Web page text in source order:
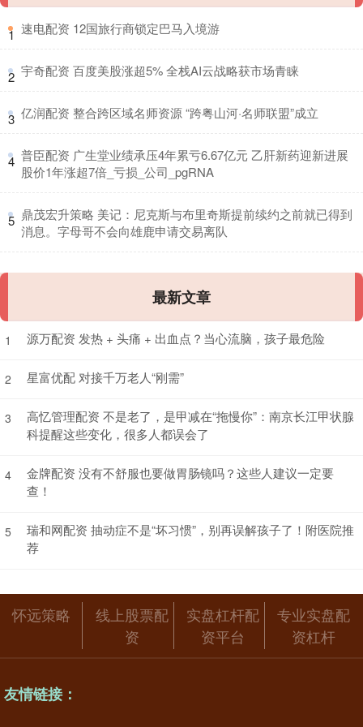
1 ​速电配资 12国旅行商锁定巴马入境游
2 ​宇奇配资 百度美股涨超5% 全栈AI云战略获市场青睐
3 ​亿润配资 整合跨区域名师资源 “跨粤山河·名师联盟”成立
4 ​普臣配资 广生堂业绩承压4年累亏6.67亿元 乙肝新药迎新进展
股价1年涨超7倍_亏损_公司_pgRNA
5 ​鼎茂宏升策略 美记：尼克斯与布里奇斯提前续约之前就已得到
消息。字母哥不会向雄鹿申请交易离队
最新文章
1 源万配资 发热 + 头痛 + 出血点？当心流脑，孩子最危险
2 星富优配 对接千万老人“刚需”
3
高忆管理配资 不是老了，是甲减在“拖慢你”：南京长江甲状腺
科提醒这些变化，很多人都误会了
4
金牌配资 没有不舒服也要做胃肠镜吗？这些人建议一定要
查！
5
瑞和网配资 抽动症不是“坏习惯”，别再误解孩子了！附医院推
荐
怀远策略
线上股票配
资
实盘杠杆配
资平台
专业实盘配
资杠杆
友情链接：